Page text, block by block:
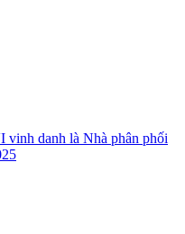
danh là Nhà phân phối